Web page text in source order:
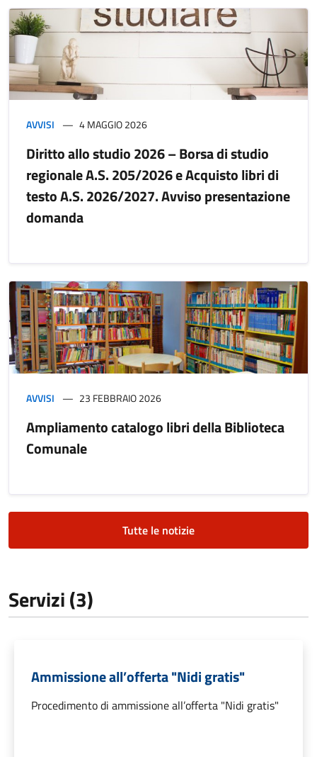
AVVISI 4 MAGGIO 2026
Diritto allo studio 2026 – Borsa di studio
regionale A.S. 205/2026 e Acquisto libri di
testo A.S. 2026/2027. Avviso presentazione
domanda
AVVISI 23 FEBBRAIO 2026
Ampliamento catalogo libri della Biblioteca
Comunale
Tutte le notizie
Servizi (3)
Ammissione all’offerta "Nidi gratis"
Procedimento di ammissione all’offerta "Nidi gratis"